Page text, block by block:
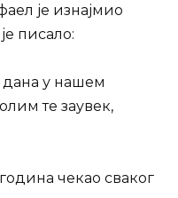
је изнајмио
писало:
дана у нашем
те заувек,
чекао сваког